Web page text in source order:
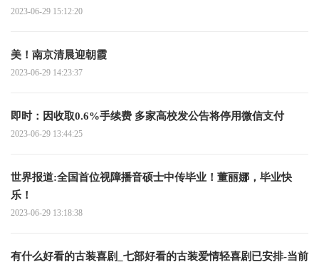
2023-06-29 15:12:20
美！南京清晨迎朝霞
2023-06-29 14:23:37
即时：因收取0.6%手续费 多家高校发公告将停用微信支付
2023-06-29 13:44:25
世界报道:全国首位视障播音硕士中传毕业！董丽娜，毕业快
乐！
2023-06-29 13:18:38
有什么好看的古装喜剧_七部好看的古装爱情轻喜剧已安排-当前